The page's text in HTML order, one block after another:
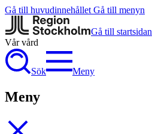
Gå till huvudinnehållet Gå till menyn
Gå till startsidan
Vår vård
Sök Meny
Meny